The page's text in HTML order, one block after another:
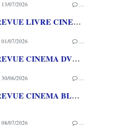
13/07/2026 …
[REVUE LIVRE CINEMA] FAST & FURIOUS d' Arnaud BRIAND aux éditions CASA
01/07/2026 …
[REVUE CINEMA DVD] COUTURES
30/06/2026 …
[REVUE CINEMA BLU-RAY] SHELTER
08/07/2026 …